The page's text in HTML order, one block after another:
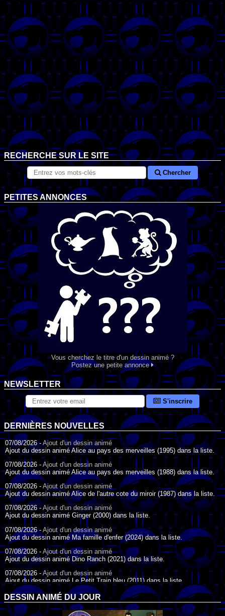
RECHERCHE SUR LE SITE
Chercher
PETITES ANNONCES
Vous cherchez le titre d'un dessin animé ?
Postez une petite annonce
NEWSLETTER
S'inscrire
DERNIÈRES NOUVELLES
07/08/2026 -Ajout d'un dessin animé
Ajout du dessin animé Alice au pays des merveilles (1995) dans la liste.
07/08/2026 - Ajout d'un dessin animé
Ajout du dessin animé Alice au pays des merveilles (1988) dans la liste.
07/08/2026 - Ajout d'un dessin animé
Ajout du dessin animé Alice de l'autre cote du miroir (1987) dans la liste.
07/08/2026 -Ajout d'un dessin animé
Ajout du dessin animé Ginger (2000) dans la liste.
07/08/2026 - Ajout d'un dessin animé
Ajout du dessin animé Ma famille d'enfer (2024) dans la liste.
07/08/2026 - Ajout d'un dessin animé
Ajout du dessin animé Dino Ranch (2021) dans la liste.
07/08/2026 -Ajout d'un dessin animé
Ajout du dessin animé Le Petit Train bleu (2011) dans la liste.
07/08/2026 -Ajout d'un dessin animé
Ajout du dessin animé Agent Spécial Oso (2009) dans la liste.
DESSIN ANIMÉ DU JOUR